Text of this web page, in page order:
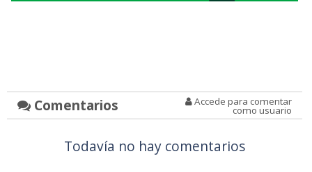
Comentarios Accede para comentar
como usuario
Todavía no hay comentarios